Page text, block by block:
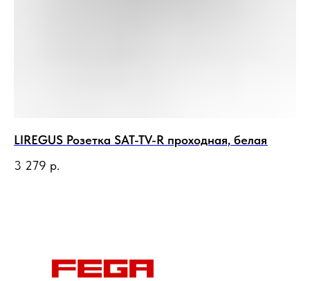
LIREGUS Розетка SAT-TV-R проходная, белая
3 279 р.